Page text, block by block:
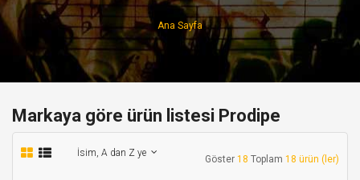
Ana Sayfa
Markaya göre ürün listesi Prodipe
İsim, A dan Z ye
Göster 18 Toplam 18 ürün (ler)